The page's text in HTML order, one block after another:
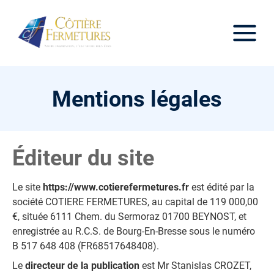
Mentions légales
Éditeur du site
Le site https://www.cotierefermetures.fr est édité par la
société COTIERE FERMETURES, au capital de 119 000,00
€, située 6111 Chem. du Sermoraz 01700 BEYNOST, et
enregistrée au R.C.S. de Bourg-En-Bresse sous le numéro
B 517 648 408 (FR68517648408).
Le directeur de la publication est Mr Stanislas CROZET,